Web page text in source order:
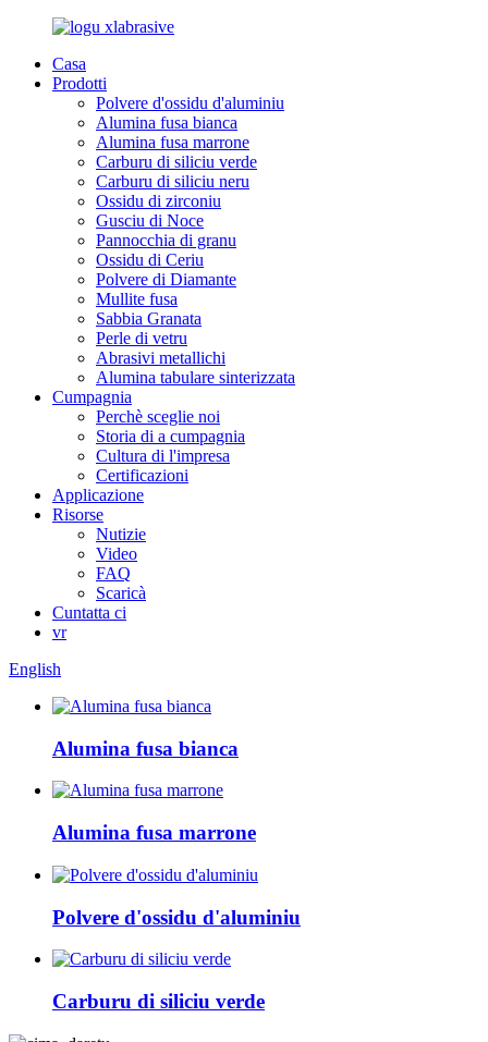
Casa
Prodotti
Polvere d'ossidu d'aluminiu
Alumina fusa bianca
Alumina fusa marrone
Carburu di siliciu verde
Carburu di siliciu neru
Ossidu di zirconiu
Gusciu di Noce
Pannocchia di granu
Ossidu di Ceriu
Polvere di Diamante
Mullite fusa
Sabbia Granata
Perle di vetru
Abrasivi metallichi
Alumina tabulare sinterizzata
Cumpagnia
Perchè sceglie noi
Storia di a cumpagnia
Cultura di l'impresa
Certificazioni
Applicazione
Risorse
Nutizie
Video
FAQ
Scaricà
Cuntatta ci
vr
English
Alumina fusa bianca
Alumina fusa marrone
Polvere d'ossidu d'aluminiu
Carburu di siliciu verde